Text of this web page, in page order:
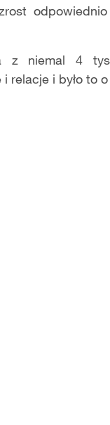
z niemal 4
relacje i było to